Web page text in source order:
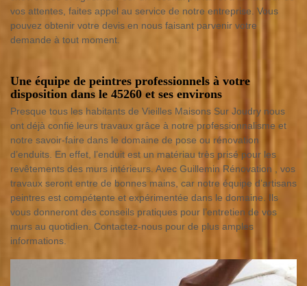
vos attentes, faites appel au service de notre entreprise. Vous
pouvez obtenir votre devis en nous faisant parvenir votre
demande à tout moment.
Une équipe de peintres professionnels à votre
disposition dans le 45260 et ses environs
Presque tous les habitants de Vieilles Maisons Sur Joudry nous
ont déjà confié leurs travaux grâce à notre professionnalisme et
notre savoir-faire dans le domaine de pose ou rénovation
d’enduits. En effet, l’enduit est un matériau très prisé pour les
revêtements des murs intérieurs. Avec Guillemin Rénovation , vos
travaux seront entre de bonnes mains, car notre équipe d’artisans
peintres est compétente et expérimentée dans le domaine. Ils
vous donneront des conseils pratiques pour l’entretien de vos
murs au quotidien. Contactez-nous pour de plus amples
informations.